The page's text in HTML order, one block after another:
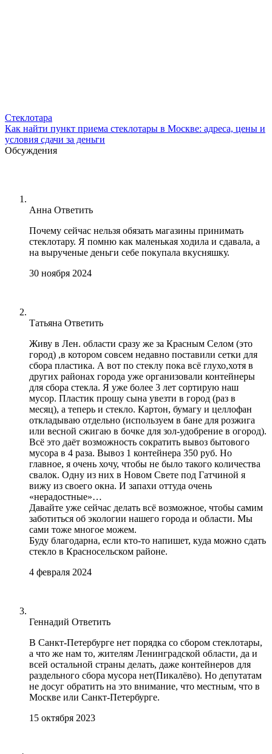
Стеклотара
Как найти пункт приема стеклотары в Москве: адреса, цены и
условия сдачи за деньги
Обсуждения
Анна Ответить
Почему сейчас нельзя обязать магазины принимать
стеклотару. Я помню как маленькая ходила и сдавала, а
на вырученые деньги себе покупала вкусняшку.
30 ноября 2024
Татьяна Ответить
Живу в Лен. области сразу же за Красным Селом (это
город) ,в котором совсем недавно поставили сетки для
сбора пластика. А вот по стеклу пока всё глухо,хотя в
других районах города уже организовали контейнеры
для сбора стекла. Я уже более 3 лет сортирую наш
мусор. Пластик прошу сына увезти в город (раз в
месяц), а теперь и стекло. Картон, бумагу и целлофан
откладываю отдельно (используем в бане для розжига
или весной сжигаю в бочке для зол-удобрение в огород).
Всё это даёт возможность сократить вывоз бытового
мусора в 4 раза. Вывоз 1 контейнера 350 руб. Но
главное, я очень хочу, чтобы не было такого количества
свалок. Одну из них в Новом Свете под Гатчиной я
вижу из своего окна. И запахи оттуда очень
«нерадостные»…
Давайте уже сейчас делать всё возможное, чтобы самим
заботиться об экологии нашего города и области. Мы
сами тоже многое можем.
Буду благодарна, если кто-то напишет, куда можно сдать
стекло в Красносельском районе.
4 февраля 2024
Геннадий Ответить
В Санкт-Петербурге нет порядка со сбором стеклотары,
а что же нам то, жителям Ленинградской области, да и
всей остальной страны делать, даже контейнеров для
раздельного сбора мусора нет(Пикалёво). Но депутатам
не досуг обратить на это внимание, что местным, что в
Москве или Санкт-Петербурге.
15 октября 2023